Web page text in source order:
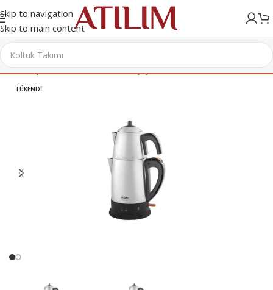
Skip to navigation
Skip to main content
Ana Sayfa/Elektrikli Ev Aletleri/Çay Makineleri
TÜKENDI